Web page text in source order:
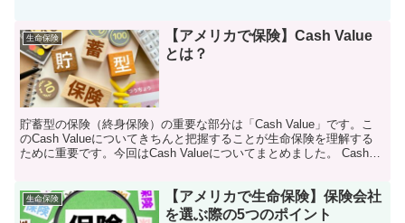
生命保険
【アメリカで保険】Cash Value
とは？
貯蓄型の保険（終身保険）の重要な部分は「Cash Value」です。こ
のCash Valueについてきちんと把握することが生命保険を理解する
ために重要です。今回はCash Valueについてまとめました。 Cash
生命保険
【アメリカで生命保険】保険会社
を選ぶ際の5つのポイント